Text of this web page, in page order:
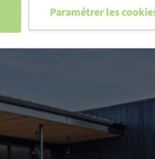
Paramétrer les